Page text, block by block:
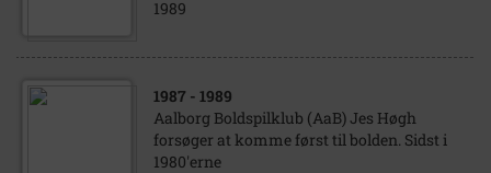
1989
1987 - 1989
Aalborg Boldspilklub (AaB) Jes Høgh
forsøger at komme først til bolden. Sidst i
1980'erne